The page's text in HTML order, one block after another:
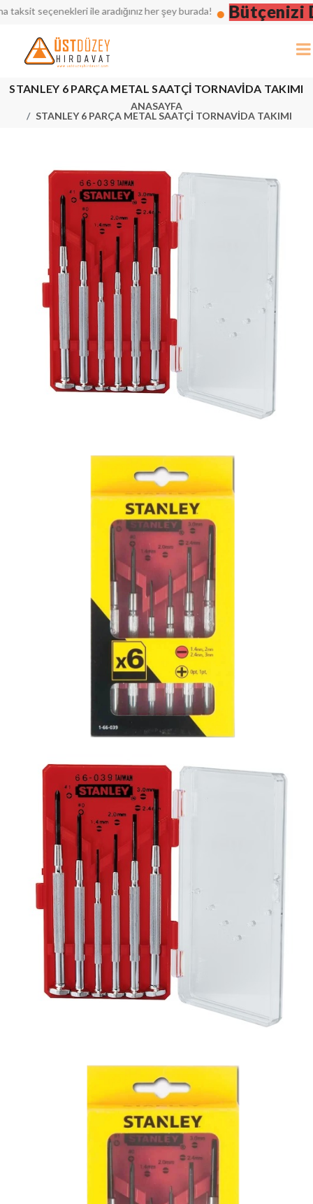
ile aradığınız her şey burada! Bütçenizi
STANLEY 6 PARÇA METAL SAATÇİ TORNAVİDA TAKIMI
ANASAYFA
STANLEY 6 PARÇA METAL SAATÇİ TORNAVİDA TAKIMI